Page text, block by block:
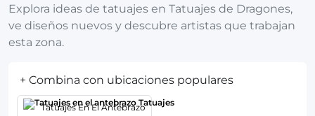
Explora ideas de tatuajes en Tatuajes de Dragones,
ve diseños nuevos y descubre artistas que trabajan
esta zona.
+ Combina con ubicaciones populares
Tatuajes En El Antebrazo